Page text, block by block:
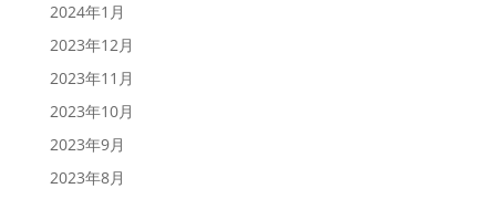
2024年1月
2023年12月
2023年11月
2023年10月
2023年9月
2023年8月